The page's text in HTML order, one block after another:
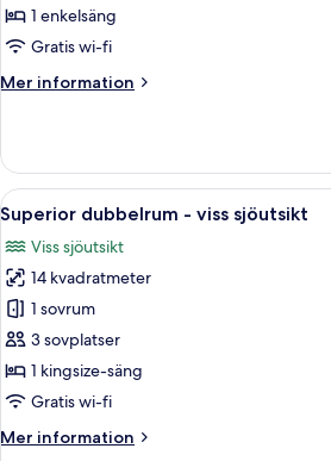
1 enkelsäng
Gratis wi-fi
Mer information
Mer
Öppna
alla
foton
för
Superior
dubbelrum
-
viss
En
12
Superior dubbelrum - viss sjöutsikt
Viss sjöutsikt
14 kvadratmeter
1 sovrum
3 sovplatser
1 kingsize-säng
Gratis wi-fi
Mer information
Mer